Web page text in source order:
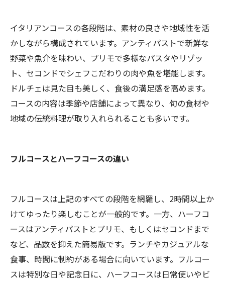
イタリアンコースの各段階は、素材の良さや地域性を活
かしながら構成されています。アンティパストで新鮮な
野菜や魚介を味わい、プリモで多様なパスタやリゾッ
ト、セコンドでシェフこだわりの肉や魚を堪能します。
ドルチェは見た目も美しく、食後の満足感を高めます。
コースの内容は季節や店舗によって異なり、旬の食材や
地域の伝統料理が取り入れられることも多いです。
フルコースとハーフコースの違い
フルコースは上記のすべての段階を網羅し、2時間以上か
けてゆったり楽しむことが一般的です。一方、ハーフコ
ースはアンティパストとプリモ、もしくはセコンドまで
など、品数を抑えた簡易版です。ランチやカジュアルな
食事、時間に制約がある場合に向いています。フルコー
スは特別な日や記念日に、ハーフコースは日常使いやビ